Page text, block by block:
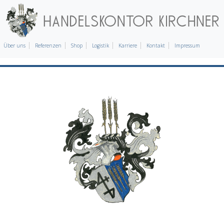
Über uns Referenzen Shop Logistik Karriere Kontakt Impressum